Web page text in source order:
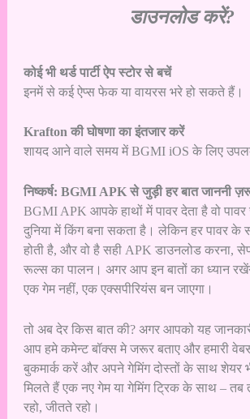
डाउनलोड करें?
कोई भी थर्ड पार्टी ऐप स्टोर से बचें
इनमें से कई ऐप्स फेक या वायरस भरे हो सकते हैं।
Krafton की घोषणा का इंतजार करें
शायद आने वाले समय में BGMI iOS के लिए
निष्कर्ष: BGMI APK से जुड़ी हर बात जाननी
BGMI APK आपके हाथों में पावर देता है वो
दुनिया में किंग बना सकता है। लेकिन हर पावर के
होती है, और वो है सही APK डाउनलोड करना,
रूल्स का पालन। अगर आप इन बातों का ध्यान
एक गेम नहीं, एक एक्सपीरियंस बन जाएगा।
तो अब देर किस बात की? अगर आपको यह
आप हमे कमेन्ट बॉक्स मे जरूर बताए और हमारी
बुकमार्क करें और अपने गेमिंग दोस्तों के साथ शेयर
मिलते हैं एक नए गेम या गेमिंग ट्रिक के साथ –
रहो, जीतते रहो।